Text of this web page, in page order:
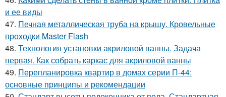
и ее виды
47. Печная металлическая труба на крышу. Кровельные
проходки Master Flash
48. Технология установки акриловой ванны. Задача
первая. Как собрать каркас для акриловой ванны
49. Перепланировка квартир в домах серии П-44:
основные принципы и рекомендации